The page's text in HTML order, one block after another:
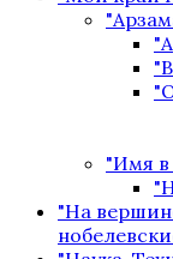
"Имя в
"На